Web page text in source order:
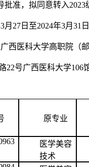
准，拟同意转入2023
月27日至2024年3月
西医科大学高职院（
号广西医科大学106
原专业
医学美容
技术